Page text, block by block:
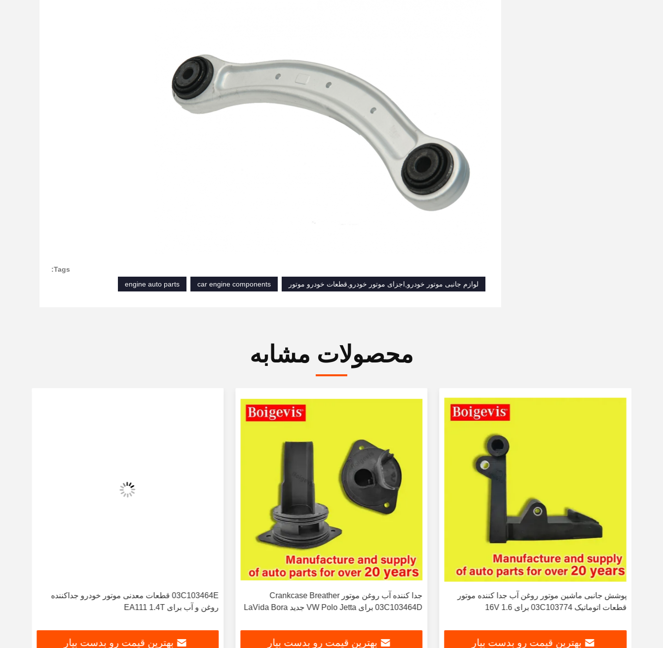
Tags:
لوازم جانبی موتور خودرو,اجزای موتور خودرو,قطعات خودرو موتور
car engine components
engine auto parts
محصولات مشابه
پوشش جانبی ماشین موتور روغن آب جدا کننده موتور
قطعات اتوماتیک 03C103774 برای 16V 1.6
بهترین قیمت رو بدست بیار
جدا کننده آب روغن موتور Crankcase Breather
03C103464D برای VW Polo Jetta جدید LaVida Bora
بهترین قیمت رو بدست بیار
03C103464E قطعات معدنی موتور خودرو جداکننده
روغن و آب برای EA111 1.4T
بهترین قیمت رو بدست بیار